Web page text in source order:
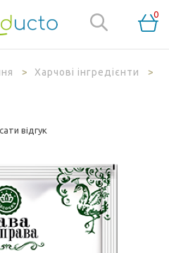
0
Харчові інгредієнти
відгук